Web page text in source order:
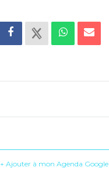
+ Ajouter à mon Agenda Google